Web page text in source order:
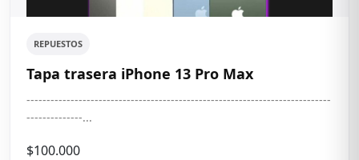
REPUESTOS
Tapa trasera iPhone 13 Pro Max
----------------------------------------------------------------------------
--------------...
$100.000